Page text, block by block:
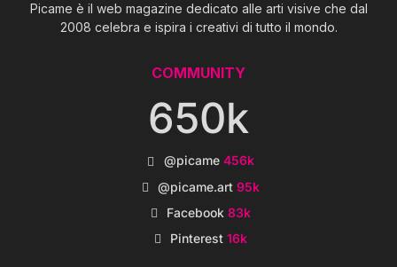
Picame è il web magazine dedicato alle arti visive che dal
2008 celebra e ispira i creativi di tutto il mondo.
COMMUNITY
650k
@picame 456k
@picame.art95k
Facebook83k
Pinterest16k